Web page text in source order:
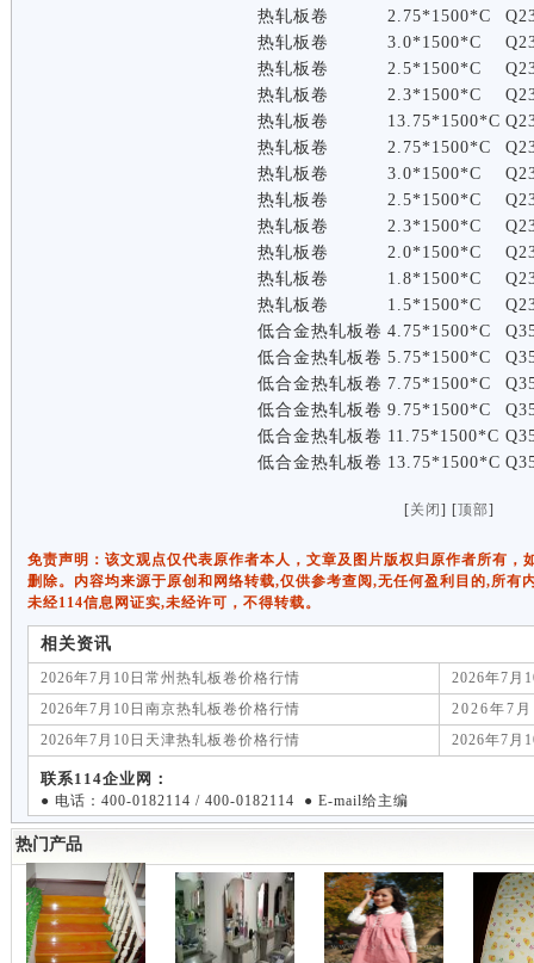
热轧板卷
2.75*1500*C
热轧板卷
3.0*1500*C
热轧板卷
2.5*1500*C
热轧板卷
2.3*1500*C
热轧板卷
13.75*1500*C
热轧板卷
2.75*1500*C
热轧板卷
3.0*1500*C
热轧板卷
2.5*1500*C
热轧板卷
2.3*1500*C
热轧板卷
2.0*1500*C
热轧板卷
1.8*1500*C
热轧板卷
1.5*1500*C
低合金热轧板卷 4.75*1500*C
低合金热轧板卷 5.75*1500*C
低合金热轧板卷 7.75*1500*C
低合金热轧板卷 9.75*1500*C
低合金热轧板卷 11.75*1500*C
低合金热轧板卷 13.75*1500*C
[关闭 ] [顶部]
免责声明：该文观点仅代表原作者本人，文章及图片版权归原作者所有，
删除。内容均来源于原创和网络转载,仅供参考查阅,无任何盈利目的,所有
未经114信息网证实,未经许可，不得转载。
相关资讯
2026年7月10日常州热轧板卷价格行情
2026年7月
2026年7月10日南京热轧板卷价格行情
2026年7月
2026年7月10日天津热轧板卷价格行情
2026年7月
联系114企业网：
● 电话：400-0182114 / 400-0182114 ● E-mail给主编
热门产品